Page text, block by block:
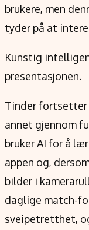
brukere, men
tyder på at
Kunstig
presentasjonen.
Tinder fortsetter
annet gjennom
bruker AI for å
appen og,
bilder i
daglige match-
sveipetretthet,